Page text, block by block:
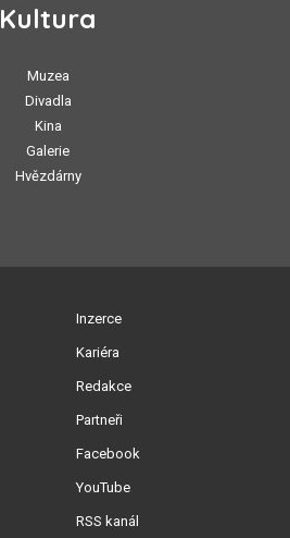
Kultura
Muzea
Divadla
Kina
Galerie
Hvězdárny
Inzerce
Kariéra
Redakce
Partneři
Facebook
YouTube
RSS kanál